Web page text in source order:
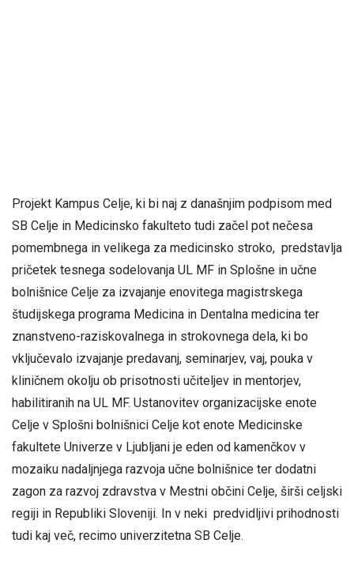
Projekt Kampus Celje, ki bi naj z današnjim podpisom med
SB Celje in Medicinsko fakulteto tudi začel pot nečesa
pomembnega in velikega za medicinsko stroko, predstavlja
pričetek tesnega sodelovanja UL MF in Splošne in učne
bolnišnice Celje za izvajanje enovitega magistrskega
študijskega programa Medicina in Dentalna medicina ter
znanstveno-raziskovalnega in strokovnega dela, ki bo
vključevalo izvajanje predavanj, seminarjev, vaj, pouka v
kliničnem okolju ob prisotnosti učiteljev in mentorjev,
habilitiranih na UL MF. Ustanovitev organizacijske enote
Celje v Splošni bolnišnici Celje kot enote Medicinske
fakultete Univerze v Ljubljani je eden od kamenčkov v
mozaiku nadaljnjega razvoja učne bolnišnice ter dodatni
zagon za razvoj zdravstva v Mestni občini Celje, širši celjski
regiji in Republiki Sloveniji. In v neki predvidljivi prihodnosti
tudi kaj več, recimo univerzitetna SB Celje.